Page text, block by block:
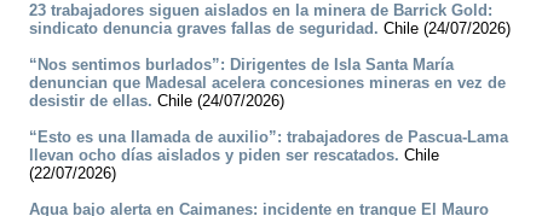
23 trabajadores siguen aislados en la minera de Barrick Gold:
sindicato denuncia graves fallas de seguridad. Chile (24/07/2026)
“Nos sentimos burlados”: Dirigentes de Isla Santa María
denuncian que Madesal acelera concesiones mineras en vez de
desistir de ellas. Chile (24/07/2026)
“Esto es una llamada de auxilio”: trabajadores de Pascua-Lama
llevan ocho días aislados y piden ser rescatados. Chile
(22/07/2026)
Agua bajo alerta en Caimanes: incidente en tranque El Mauro